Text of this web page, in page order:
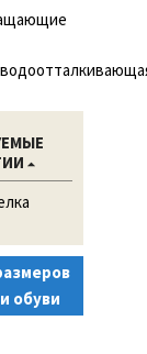
обуви